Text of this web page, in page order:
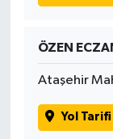
ÖZEN
Ataşehir
Yol Tarifi